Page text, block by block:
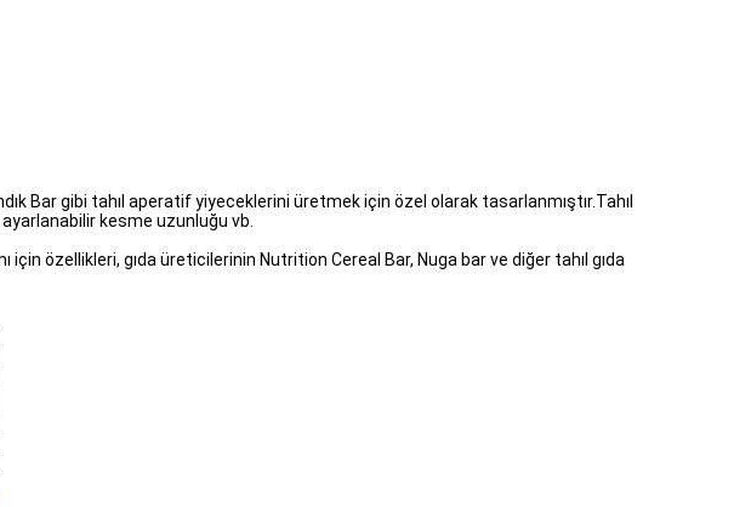
Bar gibi tahıl aperatif yiyeceklerini üretmek için özel olarak tasarlanmıştır.Tahıl
kesme uzunluğu vb.
için özellikleri, gıda üreticilerinin Nutrition Cereal Bar, Nuga bar ve diğer tahıl gıda